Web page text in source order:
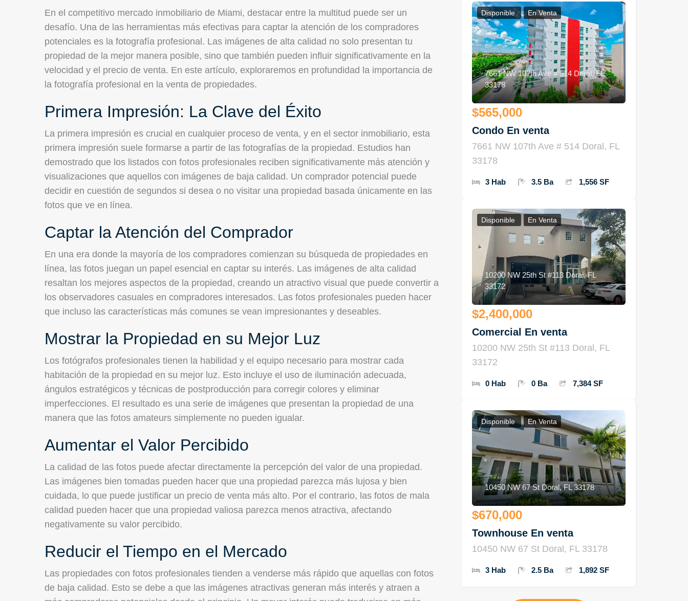
En el competitivo mercado inmobiliario de Miami, destacar entre la multitud puede ser un
desafío. Una de las herramientas más efectivas para captar la atención de los compradores
potenciales es la fotografía profesional. Las imágenes de alta calidad no solo presentan tu
propiedad de la mejor manera posible, sino que también pueden influir significativamente en la
velocidad y el precio de venta. En este artículo, exploraremos en profundidad la importancia de
la fotografía profesional en la venta de propiedades.
Primera Impresión: La Clave del Éxito
La primera impresión es crucial en cualquier proceso de venta, y en el sector inmobiliario, esta
primera impresión suele formarse a partir de las fotografías de la propiedad. Estudios han
demostrado que los listados con fotos profesionales reciben significativamente más atención y
visualizaciones que aquellos con imágenes de baja calidad. Un comprador potencial puede
decidir en cuestión de segundos si desea o no visitar una propiedad basada únicamente en las
fotos que ve en línea.
Captar la Atención del Comprador
En una era donde la mayoría de los compradores comienzan su búsqueda de propiedades en
línea, las fotos juegan un papel esencial en captar su interés. Las imágenes de alta calidad
resaltan los mejores aspectos de la propiedad, creando un atractivo visual que puede convertir a
los observadores casuales en compradores interesados. Las fotos profesionales pueden hacer
que incluso las características más comunes se vean impresionantes y deseables.
Mostrar la Propiedad en su Mejor Luz
Los fotógrafos profesionales tienen la habilidad y el equipo necesario para mostrar cada
habitación de la propiedad en su mejor luz. Esto incluye el uso de iluminación adecuada,
ángulos estratégicos y técnicas de postproducción para corregir colores y eliminar
imperfecciones. El resultado es una serie de imágenes que presentan la propiedad de una
manera que las fotos amateurs simplemente no pueden igualar.
Aumentar el Valor Percibido
La calidad de las fotos puede afectar directamente la percepción del valor de una propiedad.
Las imágenes bien tomadas pueden hacer que una propiedad parezca más lujosa y bien
cuidada, lo que puede justificar un precio de venta más alto. Por el contrario, las fotos de mala
calidad pueden hacer que una propiedad valiosa parezca menos atractiva, afectando
negativamente su valor percibido.
Reducir el Tiempo en el Mercado
Las propiedades con fotos profesionales tienden a venderse más rápido que aquellas con fotos
de baja calidad. Esto se debe a que las imágenes atractivas generan más interés y atraen a
Disponible En Venta
7661 NW 107th Ave # 514 Doral, FL
33178
$565,000
Condo En venta
7661 NW 107th Ave # 514 Doral, FL
33178
3 Hab 3.5 Ba 1,556 SF
Disponible En Venta
10200 NW 25th St #113 Doral, FL
33172
$2,400,000
Comercial En venta
10200 NW 25th St #113 Doral, FL
33172
0 Hab 0 Ba 7,384 SF
Disponible En Venta
10450 NW 67 St Doral, FL 33178
$670,000
Townhouse En venta
10450 NW 67 St Doral, FL 33178
3 Hab 2.5 Ba 1,892 SF